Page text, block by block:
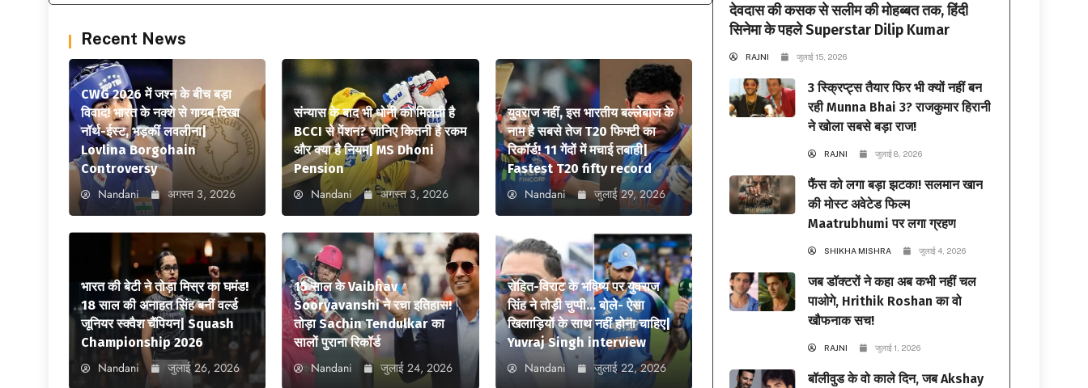
Recent News
CWG 2026 में जश्न के बीच बड़ा
विवाद! भारत के नक्शे से गायब दिखा
नॉर्थ-ईस्ट, भड़कीं लवलीना|
Lovlina Borgohain
Controversy
Nandani अगस्त 3, 2026
संन्यास के बाद भी धोनी को मिलती है
BCCI से पेंशन? जानिए कितनी है रकम
और क्या है नियम| MS Dhoni
Pension
Nandani अगस्त 3, 2026
युवराज नहीं, इस भारतीय बल्लेबाज के
नाम है सबसे तेज T20 फिफ्टी का
रिकॉर्ड! 11 गेंदों में मचाई तबाही|
Fastest T20 fifty record
Nandani जुलाई 29, 2026
भारत की बेटी ने तोड़ा मिस्र का घमंड!
18 साल की अनाहत सिंह बनीं वर्ल्ड
जूनियर स्क्वैश चैंपियन| Squash
Championship 2026
Nandani जुलाई 26, 2026
15 साल के Vaibhav
Sooryavanshi ने रचा इतिहास!
तोड़ा Sachin Tendulkar का
सालों पुराना रिकॉर्ड
Nandani जुलाई 24, 2026
रोहित-विराट के भविष्य पर युवराज
सिंह ने तोड़ी चुप्पी… बोले- ऐसा
खिलाड़ियों के साथ नहीं होना चाहिए|
Yuvraj Singh interview
Nandani जुलाई 22, 2026
देवदास की कसक से सलीम की मोहब्बत तक, हिंदी
सिनेमा के पहले Superstar Dilip Kumar
RAJNI जुलाई 15, 2026
3 स्क्रिप्ट्स तैयार फिर भी क्यों नहीं बन
रही Munna Bhai 3? राजकुमार हिरानी
ने खोला सबसे बड़ा राज!
RAJNI जुलाई 8, 2026
फैंस को लगा बड़ा झटका! सलमान खान
की मोस्ट अवेटेड फिल्म
Maatrubhumi पर लगा ग्रहण
SHIKHA MISHRA जुलाई 4, 2026
जब डॉक्टरों ने कहा अब कभी नहीं चल
पाओगे, Hrithik Roshan का वो
खौफनाक सच!
RAJNI जुलाई 1, 2026
बॉलीवुड के वो काले दिन, जब Akshay